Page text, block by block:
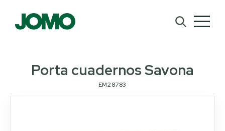
Porta cuadernos Savona
EM28783